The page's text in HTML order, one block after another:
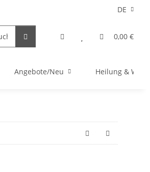
DE
0,00 €
Angebote/Neu Heilung &